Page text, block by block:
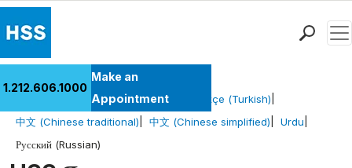
Patient Care
Health Library
1.212.606.1000
Make an
Appointment
Español العربية (Arabic)
Türkçe (Turkish)
中文 (Chinese traditional)
中文 (Chinese simplified)
Urdu
Русский (Russian)